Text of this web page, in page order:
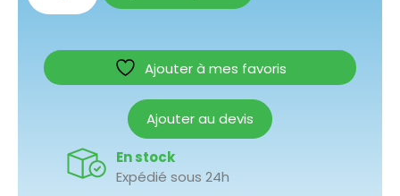
Ajouter à mes favoris
Ajouter au devis
En stock
Expédié sous 24h